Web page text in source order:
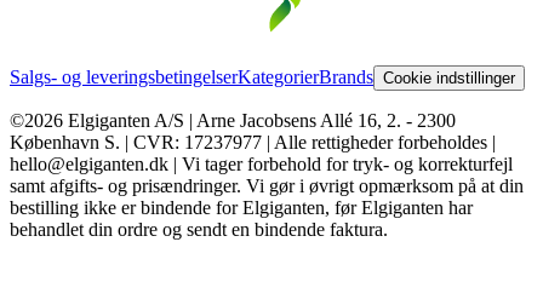
Salgs- og leveringsbetingelserKategorierBrands Cookie indstillinger
©2026 Elgiganten A/S | Arne Jacobsens Allé 16, 2. - 2300
København S. | CVR: 17237977 | Alle rettigheder forbeholdes |
hello@elgiganten.dk | Vi tager forbehold for tryk- og korrekturfejl
samt afgifts- og prisændringer. Vi gør i øvrigt opmærksom på at din
bestilling ikke er bindende for Elgiganten, før Elgiganten har
behandlet din ordre og sendt en bindende faktura.